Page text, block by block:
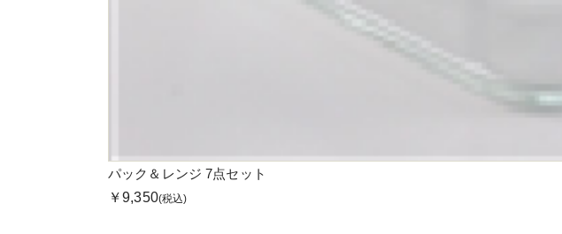
パック＆レンジ 7点セット
￥9,350(税込)